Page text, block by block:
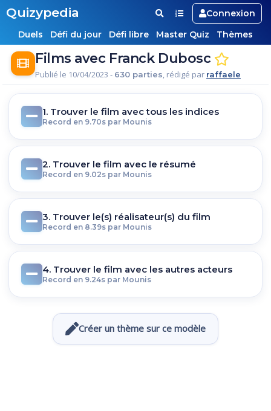
Quizypedia
Connexion
Duels
Défi du jour Défi libre Master Quiz Thèmes
Films avec Franck Dubosc
Publié le 10/04/2023 - 630 parties, rédigé par raffaele
1. Trouver le film avec tous les indices
Record en 9.70s par Mounis
2. Trouver le film avec le résumé
Record en 9.02s par Mounis
3. Trouver le(s) réalisateur(s) du film
Record en 8.39s par Mounis
4. Trouver le film avec les autres acteurs
Record en 9.24s par Mounis
Créer un thème sur ce modèle